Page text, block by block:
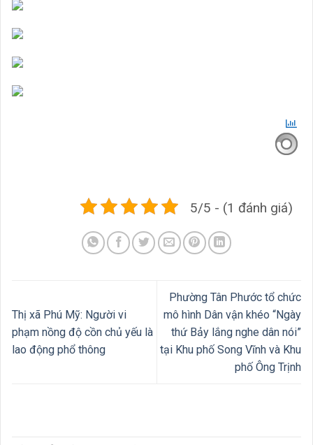
5/5 - (1 đánh giá)
Thị xã Phú Mỹ: Người vi
phạm nồng độ cồn chủ yếu là
lao động phổ thông
Phường Tân Phước tổ chức
mô hình Dân vận khéo “Ngày
thứ Bảy lắng nghe dân nói”
tại Khu phố Song Vĩnh và Khu
phố Ông Trịnh